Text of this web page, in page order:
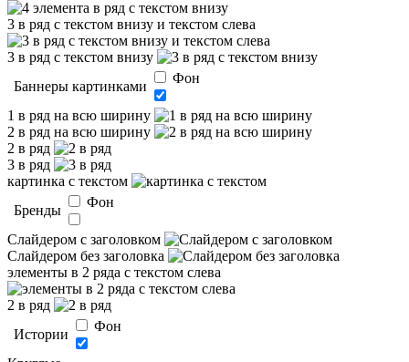
3 в ряд с текстом внизу и текстом слева
3 в ряд с текстом внизу
Баннеры картинками
Фон
1 в ряд на всю ширину
2 в ряд на всю ширину
2 в ряд
3 в ряд
картинка с текстом
Бренды
Фон
Слайдером c заголовком
Слайдером без заголовка
элементы в 2 ряда с текстом слева
2 в ряд
Истории
Фон